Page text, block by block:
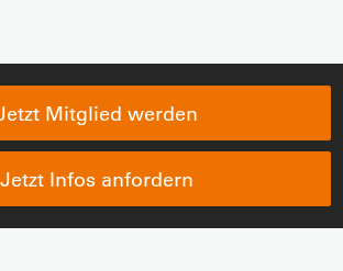
Mitglied werden
Jetzt Infos anfordern